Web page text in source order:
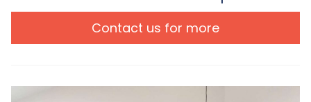
Contact us for more